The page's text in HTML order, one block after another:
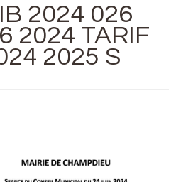
2024 026
2024 TARIF
2025 S